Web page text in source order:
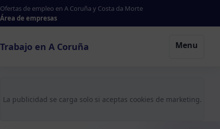
Ofertas de empleo en A Coruña y Costa da Morte
Área de empresas
Trabajo en A Coruña Menu
La publicidad se carga solo si aceptas cookies de marketing.